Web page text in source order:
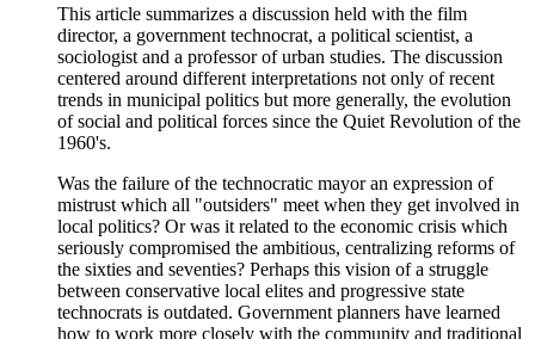
This article summarizes a discussion held with the film
director, a government technocrat, a political scientist, a
sociologist and a professor of urban studies. The discussion
centered around different interpretations not only of recent
trends in municipal politics but more generally, the evolution
of social and political forces since the Quiet Revolution of the
1960's.
Was the failure of the technocratic mayor an expression of
mistrust which all "outsiders" meet when they get involved in
local politics? Or was it related to the economic crisis which
seriously compromised the ambitious, centralizing reforms of
the sixties and seventies? Perhaps this vision of a struggle
between conservative local elites and progressive state
technocrats is outdated. Government planners have learned
how to work more closely with the community and traditional